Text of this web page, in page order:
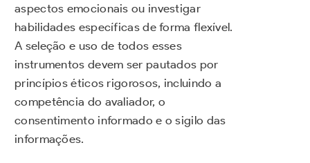
aspectos emocionais ou investigar
habilidades específicas de forma flexível.
A seleção e uso de todos esses
instrumentos devem ser pautados por
princípios éticos rigorosos, incluindo a
competência do avaliador, o
consentimento informado e o sigilo das
informações.